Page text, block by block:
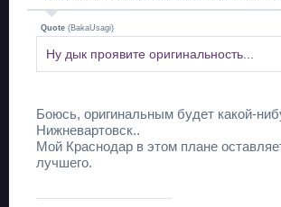
Quote (BakaUsagi)
Ну дык проявите оригинальность...
Боюсь, оригинальным будет какой-
Нижневартовск..
Мой Краснодар в этом плане
лучшего.